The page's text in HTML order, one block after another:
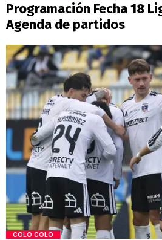
Programación Fecha 18
Agenda de partidos
COLO COLO